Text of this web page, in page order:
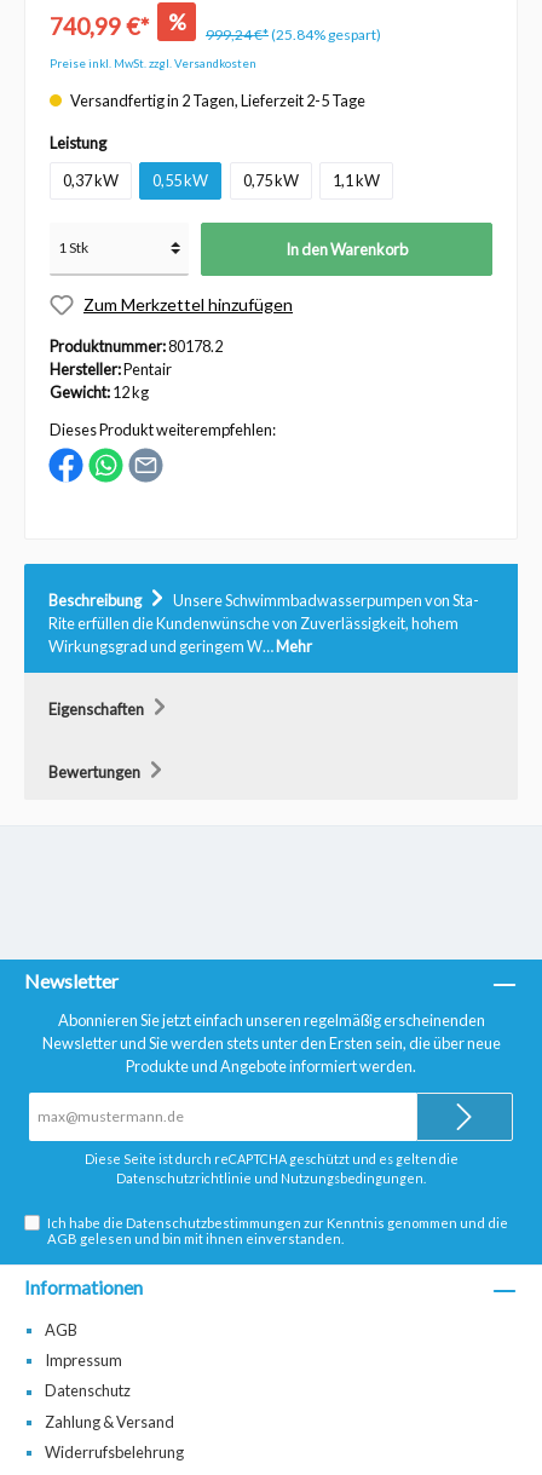
740,99 €* % 999,24 €*(25.84% gespart)
Preise inkl. MwSt. zzgl. Versandkosten
Versandfertig in 2 Tagen, Lieferzeit 2-5 Tage
Leistung
0,37 kW
0,55 kW 0,75 kW 1,1 kW
In den Warenkorb
Zum Merkzettel hinzufügen
Produktnummer:80178.2
Hersteller:Pentair
Gewicht:12 kg
Dieses Produkt weiterempfehlen:
Beschreibung
Unsere Schwimmbadwasserpumpen von Sta-
Rite erfüllen die Kundenwünsche von Zuverlässigkeit, hohem
Wirkungsgrad und geringem W…Mehr
Eigenschaften
Bewertungen
Newsletter
Abonnieren Sie jetzt einfach unseren regelmäßig erscheinenden
Newsletter und Sie werden stets unter den Ersten sein, die über neue
Produkte und Angebote informiert werden.
Adresse*
Diese Seite ist durch reCAPTCHA geschützt und es gelten die
Datenschutzrichtlinie und Nutzungsbedingungen
Ich habe dieDatenschutzbestimmungen zur Kenntnis genommen und die
AGB gelesen und bin mit ihnen einverstanden.
Informationen
AGB
Impressum
Datenschutz
Zahlung & Versand
Widerrufsbelehrung